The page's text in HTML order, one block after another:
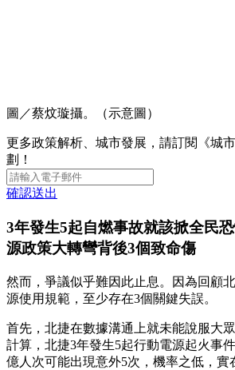
圖／蔡炆璇攝。（示意圖）
更多政策解析、城市發展，請訂閱《城
劃！
確認送出
3年發生5起自燃事故就該掀全民
源政策大轉彎背後3個致命傷
然而，爭議似乎難因此止息。因為回顧
源使用規範，至少存在3個關鍵失誤。
首先，北捷在數據溝通上就未能說服大
計算，北捷3年發生5起行動電源起火事
億人次可能出現意外5次，機率之低，實